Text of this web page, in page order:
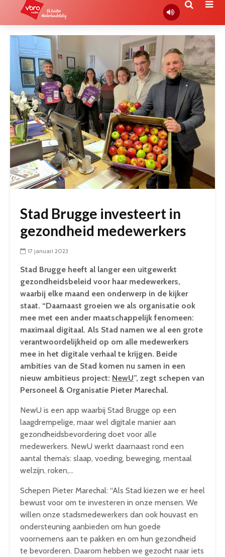
Stad Brugge investeert in
gezondheid medewerkers
17 januari 2023
Stad Brugge heeft al langer een uitgewerkt
gezondheidsbeleid voor haar medewerkers,
waarbij elke maand een onderwerp in de kijker
staat. “Daarnaast groeien we als organisatie ook
mee met een ander maatschappelijk fenomeen:
maximaal digitaal. Als Stad namen we al een grote
verantwoordelijkheid op om alle medewerkers
mee in het digitale verhaal te krijgen. Beide
ambities van de Stad komen nu samen in een
nieuw ambitieus project: NewU”, zegt schepen van
Personeel & Organisatie Pieter Marechal.
NewU is een app waarbij Stad Brugge op een
laagdrempelige, maar wel digitale manier aan
gezondheidsbevordering doet voor alle
medewerkers. NewU werkt daarnaast rond een
aantal thema’s: slaap, voeding, beweging, mentaal
welzijn, roken,…
Schepen Pieter Marechal: “Als Stad kiezen we er heel
bewust voor om te investeren in onze mensen. We
willen onze stadsmedewerkers dan ook houvast en
ondersteuning aanbieden om hun goede
voornemens aan te pakken en om hun gezondheid
te bevorderen. Daarom hebben we gezocht naar iets